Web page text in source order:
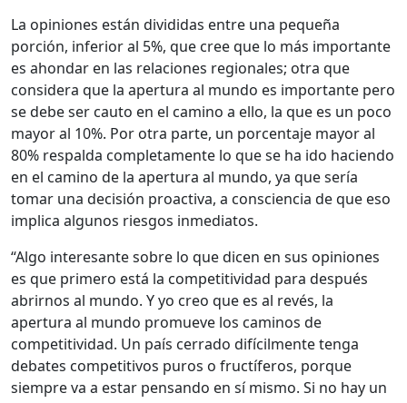
La opiniones están divididas entre una pequeña
porción, inferior al 5%, que cree que lo más importante
es ahondar en las relaciones regionales; otra que
considera que la apertura al mundo es importante pero
se debe ser cauto en el camino a ello, la que es un poco
mayor al 10%. Por otra parte, un porcentaje mayor al
80% respalda completamente lo que se ha ido haciendo
en el camino de la apertura al mundo, ya que sería
tomar una decisión proactiva, a consciencia de que eso
implica algunos riesgos inmediatos.
“Algo interesante sobre lo que dicen en sus opiniones
es que primero está la competitividad para después
abrirnos al mundo. Y yo creo que es al revés, la
apertura al mundo promueve los caminos de
competitividad. Un país cerrado difícilmente tenga
debates competitivos puros o fructíferos, porque
siempre va a estar pensando en sí mismo. Si no hay un